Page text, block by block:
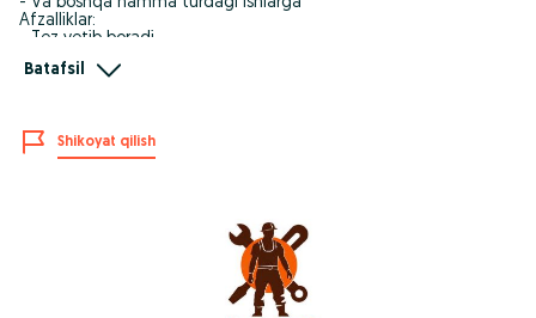
Afzalliklar:
- Tez yetib boradi
-Vaqtida chiqadi
-Ishonchli, chaqqon
24/7 ishlaymiz
Narx kelishiladi
Qo‘ng‘iroq qiling — tezda yetib boramiz
Batafsil
Shikoyat qilish